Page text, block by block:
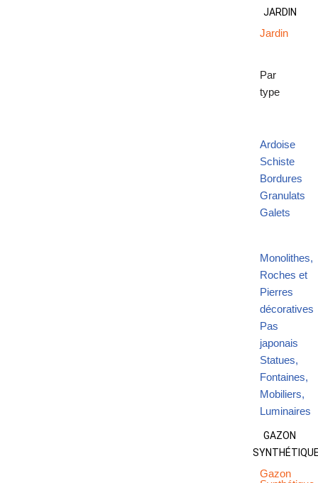
JARDIN
Jardin
Par
type
Ardoise
Schiste
Bordures
Granulats
Galets
Monolithes,
Roches et
Pierres
décoratives
Pas
japonais
Statues,
Fontaines,
Mobiliers,
Luminaires
GAZON
Gazon